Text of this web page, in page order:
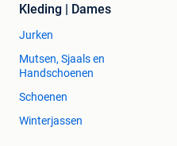
Kleding | Dames
Jurken
Mutsen, Sjaals en
Handschoenen
Schoenen
Winterjassen